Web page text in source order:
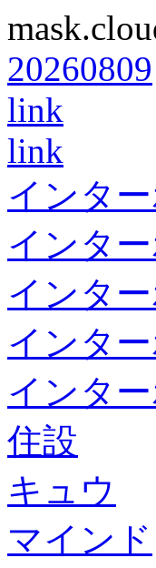
20260809
link
link
インタ
インタ
インタ
インタ
インタ
住設
キュウ
マインド